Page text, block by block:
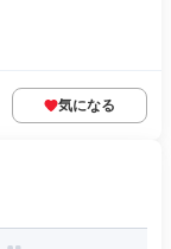
気になる